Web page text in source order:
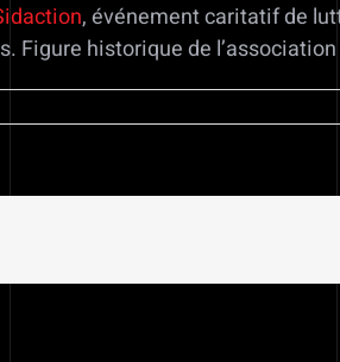
, événement caritatif de
Figure historique de